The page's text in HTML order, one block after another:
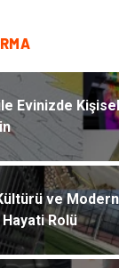
Evinizde
ve
Rolü